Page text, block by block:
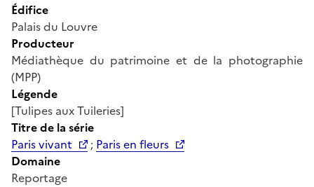
Édifice
Palais du Louvre
Producteur
Médiathèque du patrimoine et de la photographie
(MPP)
Légende
[Tulipes aux Tuileries]
Titre de la série
Paris vivant
; Paris en fleurs
Domaine
Reportage